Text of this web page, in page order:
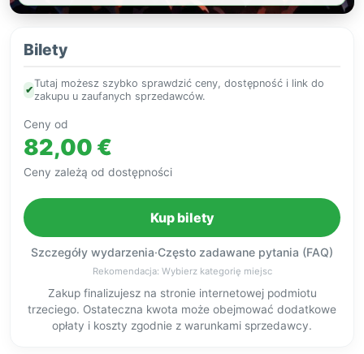
Bilety
✔
Tutaj możesz szybko sprawdzić ceny, dostępność i link do
zakupu u zaufanych sprzedawców.
Ceny od
82,00 €
Ceny zależą od dostępności
Kup bilety
Szczegóły wydarzenia·Często zadawane pytania (FAQ)
Rekomendacja: Wybierz kategorię miejsc
Zakup finalizujesz na stronie internetowej podmiotu
trzeciego. Ostateczna kwota może obejmować dodatkowe
opłaty i koszty zgodnie z warunkami sprzedawcy.